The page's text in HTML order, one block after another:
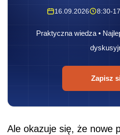
16.09.2026 8:30-
Praktyczna wiedza •
Zapisz
Ale okazuje się, że nowe